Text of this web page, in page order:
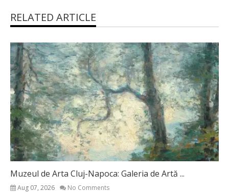
RELATED ARTICLE
Muzeul de Arta Cluj-Napoca: Galeria de Artă ...
Aug 07, 2026 No Comments